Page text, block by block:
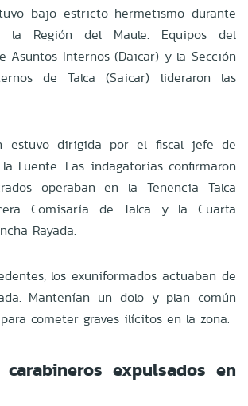
bajo estricto hermetismo durante
la Región del Maule. Equipos del
Asuntos Internos (Daicar) y la Sección
de Talca (Saicar) lideraron las
estuvo dirigida por el fiscal jefe de
Fuente. Las indagatorias confirmaron
operaban en la Tenencia Talca
Comisaría de Talca y la Cuarta
Rayada.
los exuniformados actuaban de
Mantenían un dolo y plan común
cometer graves ilícitos en la zona.
expulsados en